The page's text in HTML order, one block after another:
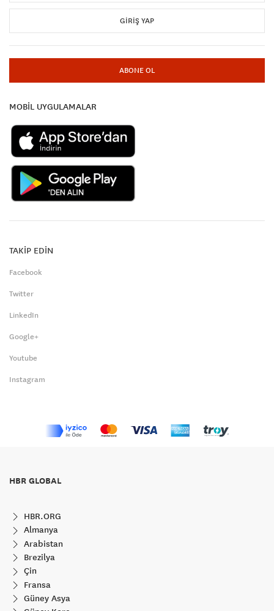
GIRIŞ YAP
ABONE OL
MOBİL UYGULAMALAR
TAKİP EDİN
Facebook
Twitter
LinkedIn
Google+
Youtube
Instagram
HBR GLOBAL
HBR.ORG
Almanya
Arabistan
Brezilya
Çin
Fransa
Güney Asya